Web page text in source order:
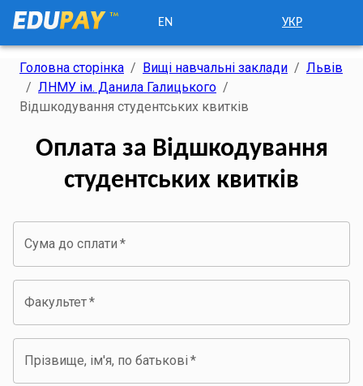
EN УКР
Головна сторінка / Вищі навчальні заклади / Львів
/ ЛНМУ ім. Данила Галицького /
Відшкодування студентських квитків
Оплата за Відшкодування
студентських квитків
Сума до сплати *
Факультет*
Прізвище, ім'я, по батькові *